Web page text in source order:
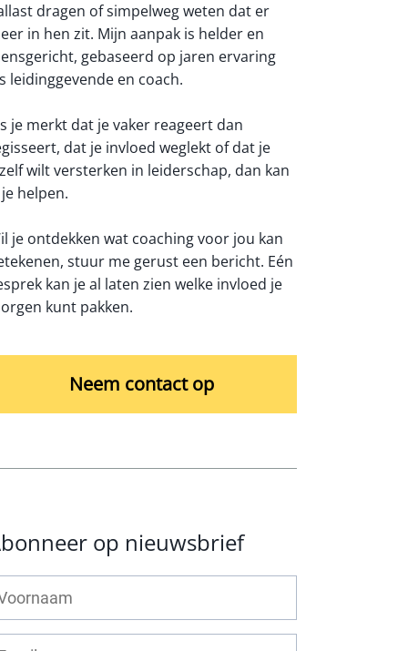
dragen of simpelweg weten dat er
in hen zit. Mijn aanpak is helder en
gebaseerd op jaren ervaring
leidinggevende en coach.
je merkt dat je vaker reageert dan
dat je invloed weglekt of dat je
wilt versterken in leiderschap, dan kan
helpen.
je ontdekken wat coaching voor jou kan
stuur me gerust een bericht. Eén
kan je al laten zien welke invloed je
kunt pakken.
Neem contact op
op nieuwsbrief